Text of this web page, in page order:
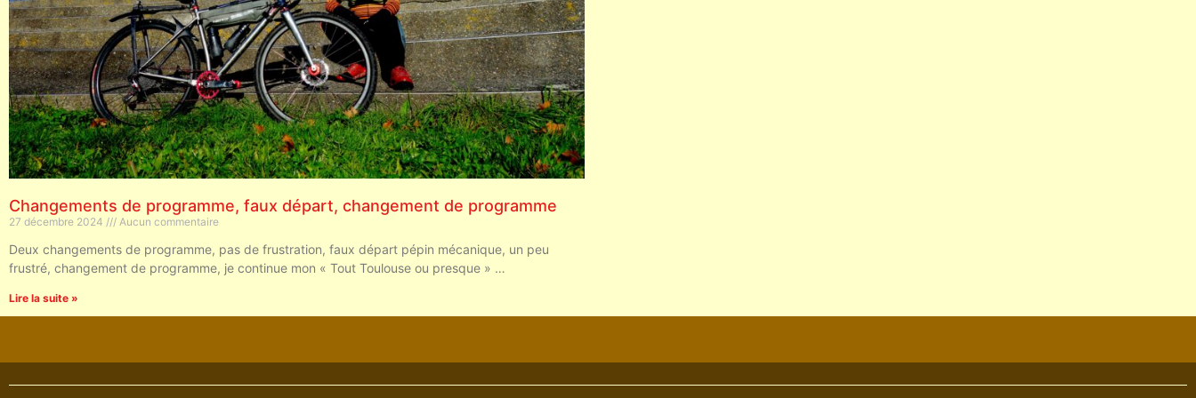
Changements de programme, faux départ, changement de programme
27 décembre 2024 Aucun commentaire
Deux changements de programme, pas de frustration, faux départ pépin mécanique, un peu
frustré, changement de programme, je continue mon « Tout Toulouse ou presque » …
Lire la suite »